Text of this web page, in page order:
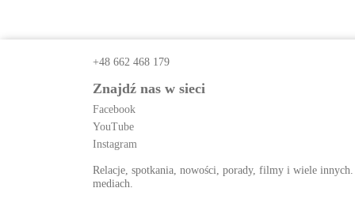
+48 662 468 179
Znajdź nas w sieci
Facebook
YouTube
Instagram
Relacje, spotkania, nowości, porady, filmy i wiele
mediach.